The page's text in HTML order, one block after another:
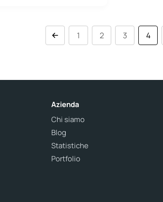
1 2 3 4
Azienda
Chi siamo
Blog
Statistiche
Portfolio